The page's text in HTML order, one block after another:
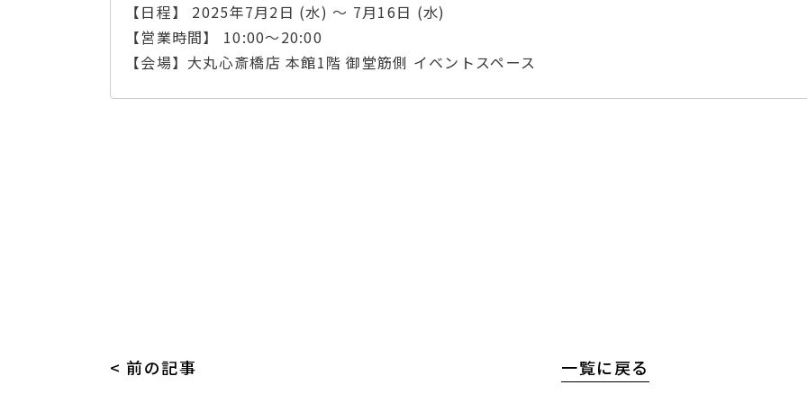
【日程】 2025年7月2日 (水) ～ 7月16日 (水)
【営業時間】 10:00～20:00
【会場】大丸心斎橋店 本館1階 御堂筋側 イベントスペース
< 前の記事 一覧に戻る